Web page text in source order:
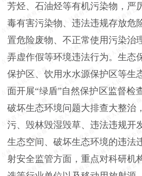
芳烃、石油烃等有机污染物，严
毒有害污染物、违法违规存放危
置危险废物、不正常使用污染治
弄虚作假等环境违法行为。生态
保护区、饮用水水源保护区等生
面开展“绿盾”自然保护区监督检
破坏生态环境问题大排查大整治
污、毁林毁湿毁草、违法违规开
生态空间、破坏生态环境的违法
射安全监管方面，重点对科研机